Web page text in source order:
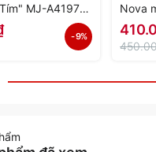
MJ-A4197-
Hãng
- 9%
Nova
03 -